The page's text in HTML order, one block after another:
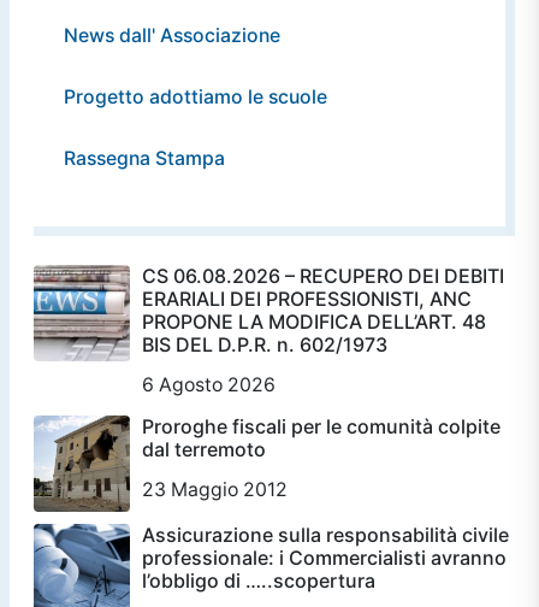
News dall' Associazione
Progetto adottiamo le scuole
Rassegna Stampa
CS 06.08.2026 – RECUPERO DEI DEBITI
ERARIALI DEI PROFESSIONISTI, ANC
PROPONE LA MODIFICA DELL’ART. 48
BIS DEL D.P.R. n. 602/1973
6 Agosto 2026
Proroghe fiscali per le comunità colpite
dal terremoto
23 Maggio 2012
Assicurazione sulla responsabilità civile
professionale: i Commercialisti avranno
l’obbligo di …..scopertura